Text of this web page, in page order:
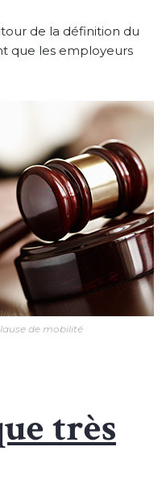
de la définition du
que les employeurs
de mobilité
très